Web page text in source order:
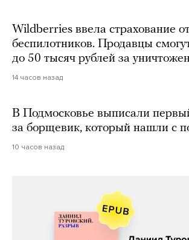
Wildberries ввела страхование
беспилотников. Продавцы
до 50 тысяч рублей за
14 часов назад
В Подмосковье выписали
за борщевик, который нашли с
10 часов назад